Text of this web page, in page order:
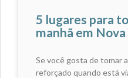
5 lugares para
manhã em Nova
Se você gosta de tomar
reforçado quando está